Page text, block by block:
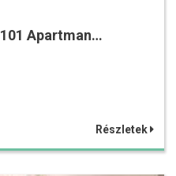
Spa Residence Carbona‎‏‏‎ 101 Apartman…
Részletek